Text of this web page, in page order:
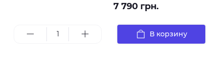
7 790 грн.
В корзину